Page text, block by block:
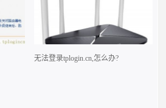
无法登录tplogin.cn,怎么办?